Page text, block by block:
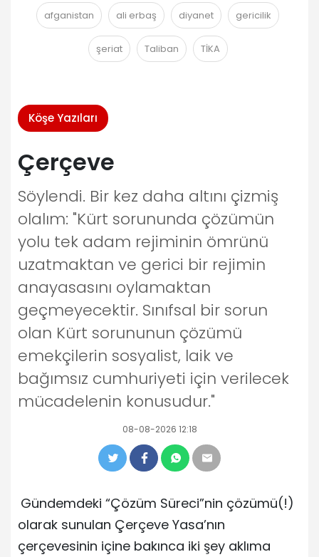
afganistan ali erbaş diyanet gericilik
şeriat Taliban TİKA
Köşe Yazıları
Çerçeve
Söylendi. Bir kez daha altını çizmiş
olalım: "Kürt sorununda çözümün
yolu tek adam rejiminin ömrünü
uzatmaktan ve gerici bir rejimin
anayasasını oylamaktan
geçmeyecektir. Sınıfsal bir sorun
olan Kürt sorununun çözümü
emekçilerin sosyalist, laik ve
bağımsız cumhuriyeti için verilecek
mücadelenin konusudur."
08-08-2026 12:18
Gündemdeki “Çözüm Süreci”nin çözümü(!)
olarak sunulan Çerçeve Yasa’nın
çerçevesinin içine bakınca iki şey aklıma